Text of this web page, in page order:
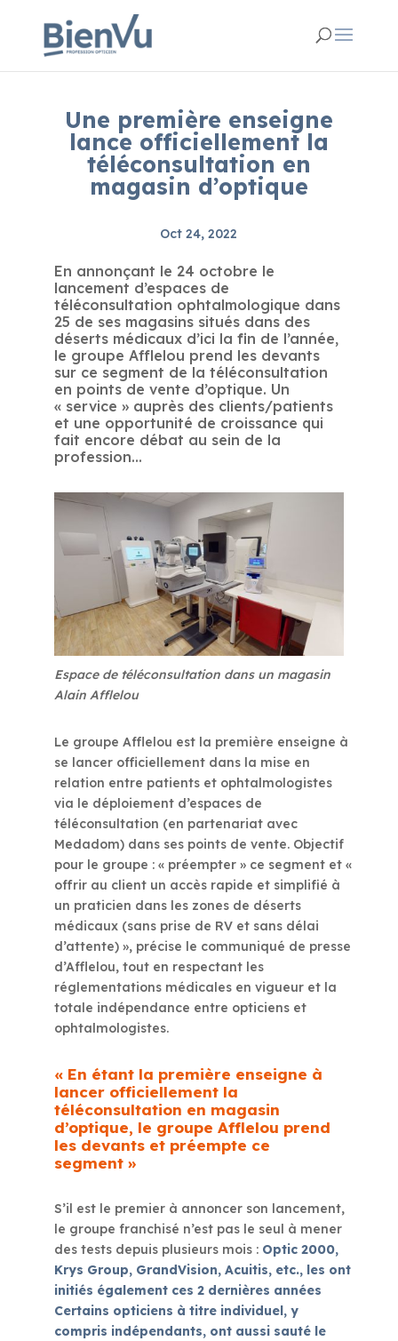
Une première enseigne
lance officiellement la
téléconsultation en
magasin d’optique
Oct 24, 2022
En annonçant le 24 octobre le
lancement d’espaces de
téléconsultation ophtalmologique dans
25 de ses magasins situés dans des
déserts médicaux d’ici la fin de l’année,
le groupe Afflelou prend les devants
sur ce segment de la téléconsultation
en points de vente d’optique. Un
« service » auprès des clients/patients
et une opportunité de croissance qui
fait encore débat au sein de la
profession…
Espace de téléconsultation dans un magasin
Alain Afflelou
Le groupe Afflelou est la première enseigne à
se lancer officiellement dans la mise en
relation entre patients et ophtalmologistes
via le déploiement d’espaces de
téléconsultation (en partenariat avec
Medadom) dans ses points de vente. Objectif
pour le groupe : « préempter » ce segment et «
offrir au client un accès rapide et simplifié à
un praticien dans les zones de déserts
médicaux (sans prise de RV et sans délai
d’attente) », précise le communiqué de presse
d’Afflelou, tout en respectant les
réglementations médicales en vigueur et la
totale indépendance entre opticiens et
ophtalmologistes.
« En étant la première enseigne à
lancer officiellement la
téléconsultation en magasin
d’optique, le groupe Afflelou prend
les devants et préempte ce
segment »
S’il est le premier à annoncer son lancement,
le groupe franchisé n’est pas le seul à mener
des tests depuis plusieurs mois : Optic 2000,
Krys Group, GrandVision, Acuitis, etc., les ont
initiés également ces 2 dernières années
Certains opticiens à titre individuel, y
compris indépendants, ont aussi sauté le